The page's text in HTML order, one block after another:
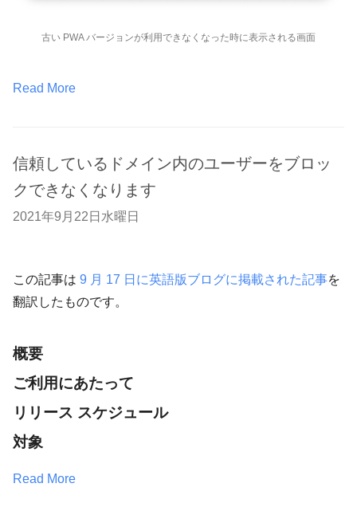
古い PWA バージョンが利用できなくなった時に表示される画面
Read More
信頼しているドメイン内のユーザーをブロッ
クできなくなります
2021年9月22日水曜日
この記事は 9 月 17 日に英語版ブログに掲載された記事を
翻訳したものです。
概要
ご利用にあたって
リリース スケジュール
対象
Read More